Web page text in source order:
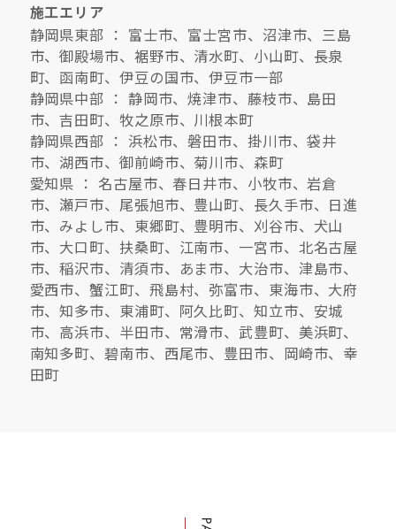
施工エリア
静岡県東部 ： 富士市、富士宮市、沼津市、三島
市、御殿場市、裾野市、清水町、小山町、長泉
町、函南町、伊豆の国市、伊豆市一部
静岡県中部 ： 静岡市、焼津市、藤枝市、島田
市、吉田町、牧之原市、川根本町
静岡県西部 ： 浜松市、磐田市、掛川市、袋井
市、湖西市、御前崎市、菊川市、森町
愛知県 ： 名古屋市、春日井市、小牧市、岩倉
市、瀬戸市、尾張旭市、豊山町、長久手市、日進
市、みよし市、東郷町、豊明市、刈谷市、犬山
市、大口町、扶桑町、江南市、一宮市、北名古屋
市、稲沢市、清須市、あま市、大治市、津島市、
愛西市、蟹江町、飛島村、弥富市、東海市、大府
市、知多市、東浦町、阿久比町、知立市、安城
市、高浜市、半田市、常滑市、武豊町、美浜町、
南知多町、碧南市、西尾市、豊田市、岡崎市、幸
田町